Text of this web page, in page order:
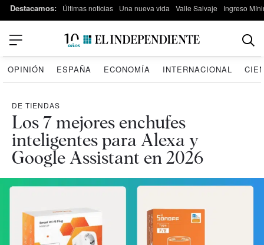
Destacamos: Últimas noticias Una nueva vida Valle Salvaje Ingreso
OPINIÓN ESPAÑA ECONOMÍA INTERNACIONAL
DE TIENDAS
Los 7 mejores enchufes
inteligentes para Alexa y
Google Assistant en 2026